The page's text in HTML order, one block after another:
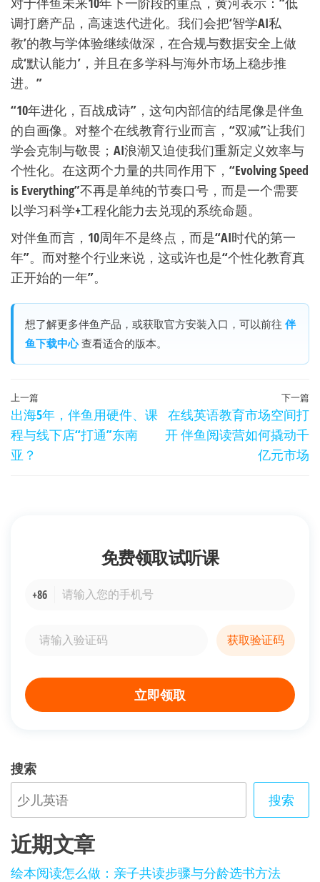
调打磨产品，高速迭代进化。我们会把‘智学AI私
教’的教与学体验继续做深，在合规与数据安全上做
成‘默认能力’，并且在多学科与海外市场上稳步推
进。”
“10年进化，百战成诗”，这句内部信的结尾像是伴鱼
的自画像。对整个在线教育行业而言，“双减”让我们
学会克制与敬畏；AI浪潮又迫使我们重新定义效率与
个性化。在这两个力量的共同作用下，“Evolving Speed
is Everything”不再是单纯的节奏口号，而是一个需要
以学习科学+工程化能力去兑现的系统命题。
对伴鱼而言，10周年不是终点，而是“AI时代的第一
年”。而对整个行业来说，这或许也是“个性化教育真
正开始的一年”。
想了解更多伴鱼产品，或获取官方安装入口，可以前往 伴
鱼下载中心查看适合的版本。
文
章
导
上
一
篇
文
上一篇
出海5年，伴鱼用硬件、课
程与线下店“打通”东南
亚？
下一篇
在线英语教育市场空间打
开 伴鱼阅读营如何撬动千
亿元市场
免费领取试听课
+86
获取验证码
立即领取
搜索
搜索
近期文章
绘本阅读怎么做：亲子共读步骤与分龄选书方法